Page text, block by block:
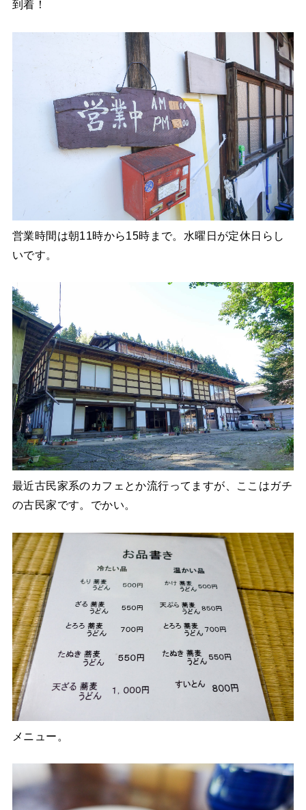
到着！
営業時間は朝11時から15時まで。水曜日が定休日らし
いです。
最近古民家系のカフェとか流行ってますが、ここはガチ
の古民家です。でかい。
メニュー。